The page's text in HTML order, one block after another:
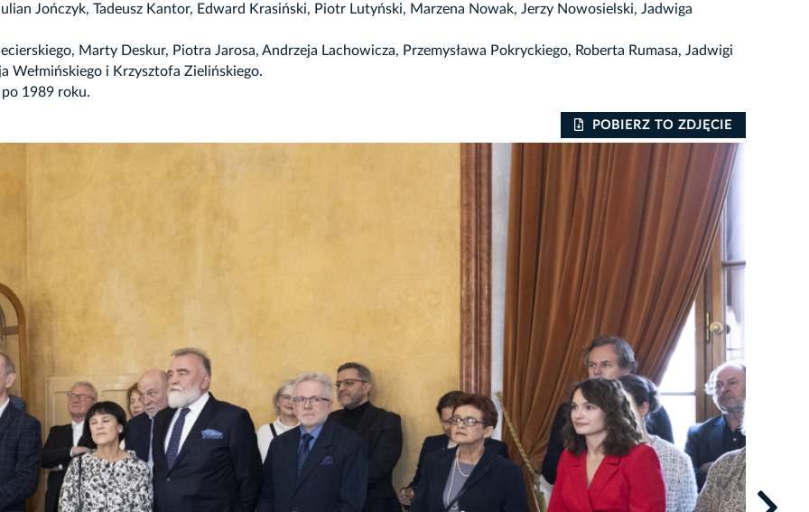
Jończyk, Tadeusz Kantor, Edward Krasiński, Piotr Lutyński, Marzena Nowak, Jerzy Nowosielski, Jadwiga
Marty Deskur, Piotra Jarosa, Andrzeja Lachowicza, Przemysława Pokryckiego, Roberta Rumasa, Jadwigi
Wełmińskiego i Krzysztofa Zielińskiego.
1989 roku.
POBIERZ TO ZDJĘCIE